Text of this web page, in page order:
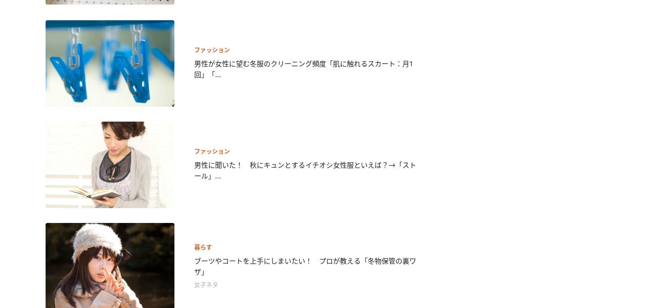
ファッション
男性が女性に望む冬服のクリーニング頻度「肌に触れるスカート：月1
回」「...
ファッション
男性に聞いた！ 秋にキュンとするイチオシ女性服といえば？→「スト
ール」...
暮らす
ブーツやコートを上手にしまいたい！ プロが教える「冬物保管の裏ワ
ザ」
女子ネタ